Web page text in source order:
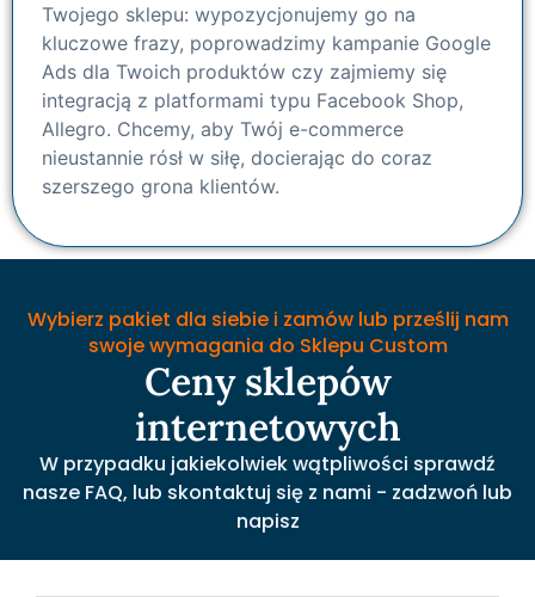
Twojego sklepu: wypozycjonujemy go na
kluczowe frazy, poprowadzimy kampanie Google
Ads dla Twoich produktów czy zajmiemy się
integracją z platformami typu Facebook Shop,
Allegro. Chcemy, aby Twój e-commerce
nieustannie rósł w siłę, docierając do coraz
szerszego grona klientów.
Wybierz pakiet dla siebie i zamów lub prześlij nam
swoje wymagania do Sklepu Custom
Ceny sklepów
internetowych
W przypadku jakiekolwiek wątpliwości sprawdź
nasze FAQ, lub skontaktuj się z nami - zadzwoń lub
napisz